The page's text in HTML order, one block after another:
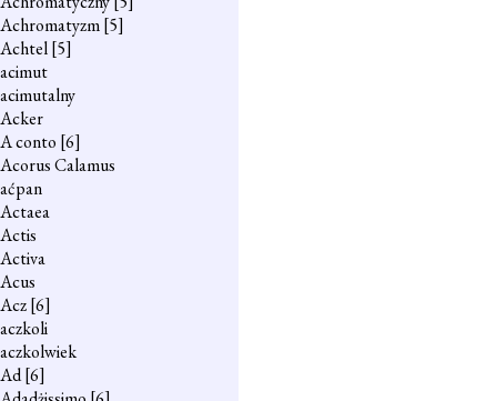
Achromatyzm[5]
Achtel[5]
acimut
acimutalny
Acker
A conto [6]
Acorus Calamus
aćpan
Actaea
Actis
Activa
Acus
Acz[6]
aczkoli
aczkolwiek
Ad[6]